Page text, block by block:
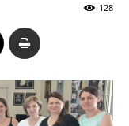
128